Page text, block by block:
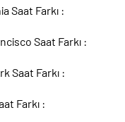
Saat Farkı :
Saat Farkı :
Saat Farkı :
Farkı :